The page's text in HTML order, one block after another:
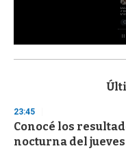
s
d
s
o
f
23:45
Conocé los
nocturna del jueves